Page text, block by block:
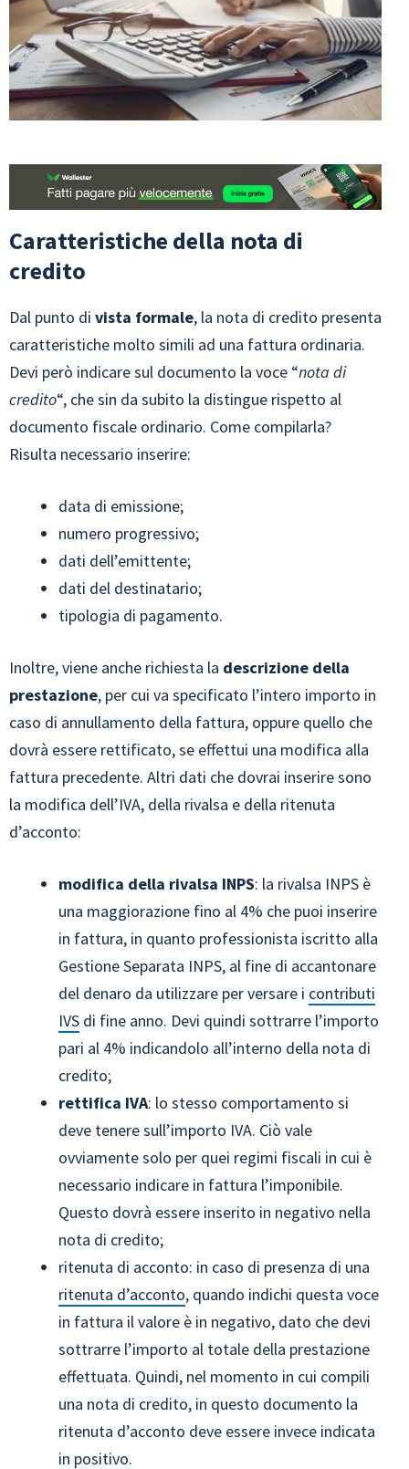
Caratteristiche della nota di
credito
Dal punto di vista formale, la nota di credito presenta
caratteristiche molto simili ad una fattura ordinaria.
Devi però indicare sul documento la voce “nota di
credito“, che sin da subito la distingue rispetto al
documento fiscale ordinario. Come compilarla?
Risulta necessario inserire:
data di emissione;
numero progressivo;
dati dell’emittente;
dati del destinatario;
tipologia di pagamento.
Inoltre, viene anche richiesta la descrizione della
prestazione, per cui va specificato l’intero importo in
caso di annullamento della fattura, oppure quello che
dovrà essere rettificato, se effettui una modifica alla
fattura precedente. Altri dati che dovrai inserire sono
la modifica dell’IVA, della rivalsa e della ritenuta
d’acconto:
modifica della rivalsa INPS: la rivalsa INPS è
una maggiorazione fino al 4% che puoi inserire
in fattura, in quanto professionista iscritto alla
Gestione Separata INPS, al fine di accantonare
del denaro da utilizzare per versare i contributi
IVS di fine anno. Devi quindi sottrarre l’importo
pari al 4% indicandolo all’interno della nota di
credito;
rettifica IVA: lo stesso comportamento si
deve tenere sull’importo IVA. Ciò vale
ovviamente solo per quei regimi fiscali in cui è
necessario indicare in fattura l’imponibile.
Questo dovrà essere inserito in negativo nella
nota di credito;
ritenuta di acconto: in caso di presenza di una
ritenuta d’acconto, quando indichi questa voce
in fattura il valore è in negativo, dato che devi
sottrarre l’importo al totale della prestazione
effettuata. Quindi, nel momento in cui compili
una nota di credito, in questo documento la
ritenuta d’acconto deve essere invece indicata
in positivo.